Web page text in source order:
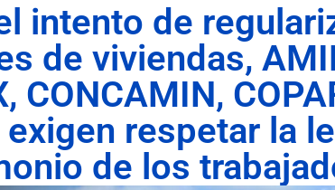
intento de
de viviendas,
CONCAMIN,
exigen respetar la
de los